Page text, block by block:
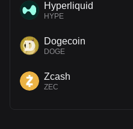
Hyperliquid
HYPE
Dogecoin
DOGE
Zcash
ZEC